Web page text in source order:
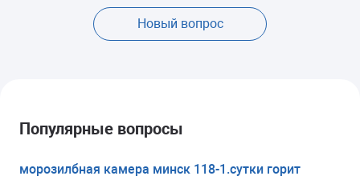
Новый вопрос
Популярные вопросы
морозилбная камера минск 118-1.сутки горит